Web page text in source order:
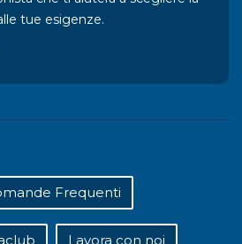
tue esigenze.
Frequenti
Lavora con noi